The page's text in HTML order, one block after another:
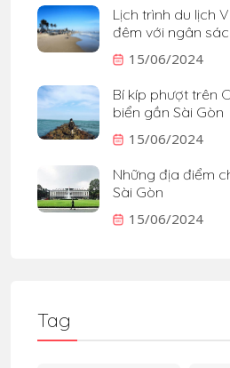
Lịch trình du lịch
đêm với ngân
15/06/2024
Bí kíp phượt trên
biển gần Sài Gòn
15/06/2024
Những địa điểm
Sài Gòn
15/06/2024
Tag